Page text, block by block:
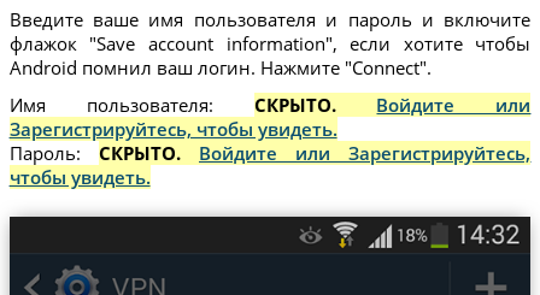
Введите ваше имя пользователя и пароль и включите
флажок "Save account information", если хотите чтобы
Android помнил ваш логин. Нажмите "Connect".
Имя пользователя: СКРЫТО. Войдите или
Зарегистрируйтесь, чтобы увидеть.
Пароль: СКРЫТО. Войдите или Зарегистрируйтесь,
чтобы увидеть.